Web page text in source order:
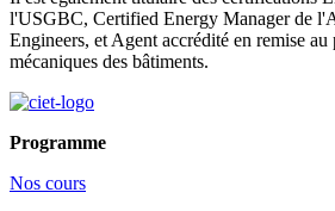
l'USGBC, Certified Energy Manager de
Engineers, et Agent accrédité en remise au
mécaniques des bâtiments.
Programme
Nos cours